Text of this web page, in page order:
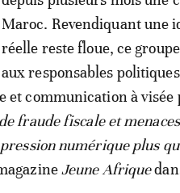
Maroc. Revendiquant une
réelle reste floue, ce
aux responsables
et communication à visée
fraude fiscale et
numérique plus
Jeune Afrique